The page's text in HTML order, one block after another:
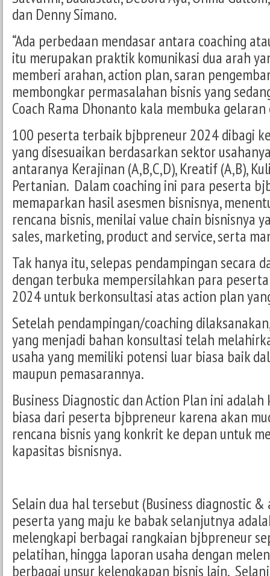
dan Denny Simano.
“Ada perbedaan mendasar antara coaching
itu merupakan praktik komunikasi dua arah
memberi arahan, action plan, saran
membongkar permasalahan bisnis yang
Coach Rama Dhonanto kala membuka
100 peserta terbaik bjbpreneur 2024 dibagi
yang disesuaikan berdasarkan sektor
antaranya Kerajinan (A,B,C,D), Kreatif (A,B),
Pertanian. Dalam coaching ini para peserta
memaparkan hasil asesmen bisnisnya,
rencana bisnis, menilai value chain bisnisnya
sales, marketing, product and service, serta
Tak hanya itu, selepas pendampingan secara
dengan terbuka mempersilahkan para
2024 untuk berkonsultasi atas action plan
Setelah pendampingan/coaching
yang menjadi bahan konsultasi telah
usaha yang memiliki potensi luar biasa baik
maupun pemasarannya.
Business Diagnostic dan Action Plan ini
biasa dari peserta bjbpreneur karena akan
rencana bisnis yang konkrit ke depan untuk
kapasitas bisnisnya.
Selain dua hal tersebut (Business diagnostic
peserta yang maju ke babak selanjutnya
melengkapi berbagai rangkaian bjbpreneur
pelatihan, hingga laporan usaha dengan
berbagai unsur kelengkapan bisnis lain.